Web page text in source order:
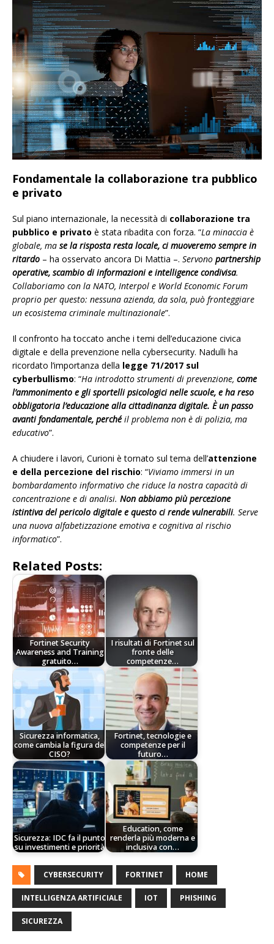
Fondamentale la collaborazione tra pubblico
e privato
Sul piano internazionale, la necessità di collaborazione tra
pubblico e privato è stata ribadita con forza. “La minaccia è
globale, ma se la risposta resta locale, ci muoveremo sempre in
ritardo – ha osservato ancora Di Mattia –. Servono partnership
operative, scambio di informazioni e intelligence condivisa.
Collaboriamo con la NATO, Interpol e World Economic Forum
proprio per questo: nessuna azienda, da sola, può fronteggiare
un ecosistema criminale multinazionale”.
Il confronto ha toccato anche i temi dell’educazione civica
digitale e della prevenzione nella cybersecurity. Nadulli ha
ricordato l’importanza della legge 71/2017 sul
cyberbullismo: “Ha introdotto strumenti di prevenzione, come
l’ammonimento e gli sportelli psicologici nelle scuole, e ha reso
obbligatoria l’educazione alla cittadinanza digitale. È un passo
avanti fondamentale, perchéil problema non è di polizia, ma
educativo”.
A chiudere i lavori, Curioni è tornato sul tema dell’attenzione
e della percezione del rischio: “Viviamo immersi in un
bombardamento informativo che riduce la nostra capacità di
concentrazione e di analisi. Non abbiamo più percezione
istintiva del pericolo digitale e questo ci rende vulnerabili. Serve
una nuova alfabetizzazione emotiva e cognitiva al rischio
informatico”.
Related Posts:
Fortinet Security
Awareness and Training
gratuito…
I risultati di Fortinet sul
fronte delle
competenze…
Sicurezza informatica,
come cambia la figura del
CISO?
Fortinet, tecnologie e
competenze per il
futuro…
Sicurezza: IDC fa il punto
su investimenti e priorità
Education, come
renderla più moderna e
inclusiva con…
CYBERSECURITY FORTINET HOME
INTELLIGENZA ARTIFICIALE IOT PHISHING
SICUREZZA